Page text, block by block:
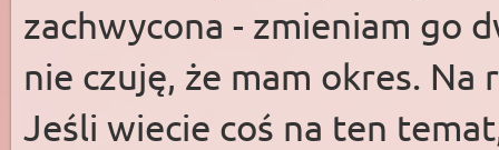
zachwycona - zmieniam go
nie czuję, że mam okres.
Jeśli wiecie coś na ten